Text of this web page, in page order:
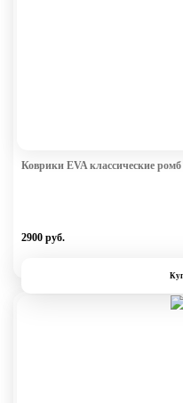
Коврики EVA классические
2900 руб.